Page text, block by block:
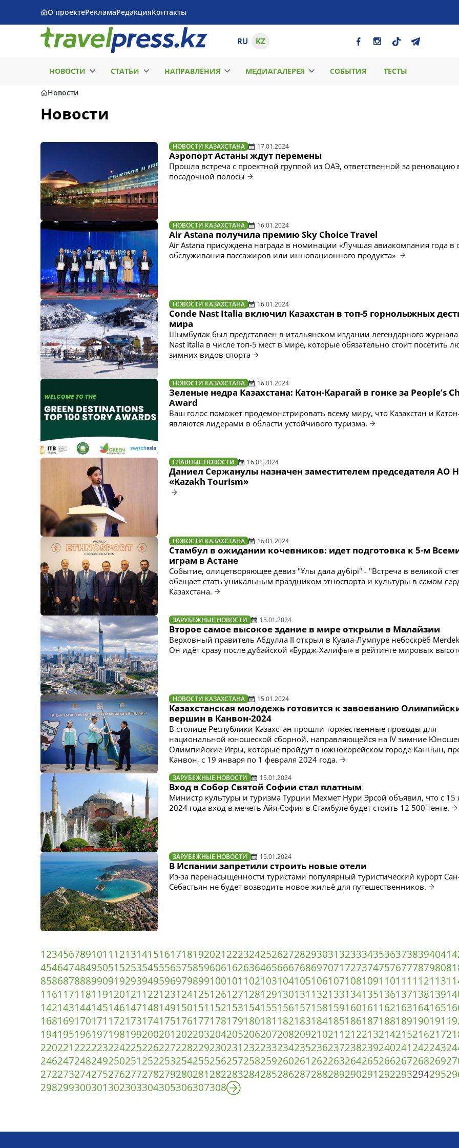
О проектеРекламаРедакцияКонтакты
RU KZ
НОВОСТИ СТАТЬИ НАПРАВЛЕНИЯ МЕДИАГАЛЕРЕЯ СОБЫТИЯ ТЕСТЫ
Новости
Новости
НОВОСТИ КАЗАХСТАНА 17.01.2024
Аэропорт Астаны ждут перемены
Прошла встреча с проектной группой из ОАЭ, ответственной за реновацию
посадочной полосы
НОВОСТИ КАЗАХСТАНА 16.01.2024
Air Astana получила премию Sky Choice Travel
Air Astana присуждена награда в номинации «Лучшая авиакомпания года в
обслуживания пассажиров или инновационного продукта»
НОВОСТИ КАЗАХСТАНА 16.01.2024
Conde Nast Italia включил Казахстан в топ-5 горнолыжных
мира
Шымбулак был представлен в итальянском издании легендарного журнала
Nast Italia в числе топ-5 мест в мире, которые обязательно стоит посетить
зимних видов спорта
НОВОСТИ КАЗАХСТАНА 16.01.2024
Зеленые недра Казахстана: Катон-Карагай в гонке за People’s
Award
Ваш голос поможет продемонстрировать всему миру, что Казахстан и
являются лидерами в области устойчивого туризма.
ГЛАВНЫЕ НОВОСТИ 16.01.2024
Даниел Сержанулы назначен заместителем председателя АО
«Kazakh Tourism»
НОВОСТИ КАЗАХСТАНА 16.01.2024
Стамбул в ожидании кочевников: идет подготовка к 5-м
играм в Астане
Событие, олицетворяющее девиз "Ұлы дала дүбірі" - "Встреча в великой
обещает стать уникальным праздником этноспорта и культуры в самом
Казахстана.
ЗАРУБЕЖНЫЕ НОВОСТИ 15.01.2024
Второе самое высокое здание в мире открыли в Малайзии
Верховный правитель Абдулла II открыл в Куала-Лумпуре небоскрёб
Он идёт сразу после дубайской «Бурдж-Халифы» в рейтинге мировых
НОВОСТИ КАЗАХСТАНА 15.01.2024
Казахстанская молодежь готовится к завоеванию
вершин в Канвон-2024
В столице Республики Казахстан прошли торжественные проводы для
национальной юношеской сборной, направляющейся на IV зимние
Олимпийские Игры, которые пройдут в южнокорейском городе Каннын,
Канвон, с 19 января по 1 февраля 2024 года.
ЗАРУБЕЖНЫЕ НОВОСТИ 15.01.2024
Вход в Собор Святой Софии стал платным
Министр культуры и туризма Турции Мехмет Нури Эрсой объявил, что с 15
2024 года вход в мечеть Айя-София в Стамбуле будет стоить 12 500 тенге.
ЗАРУБЕЖНЫЕ НОВОСТИ 15.01.2024
В Испании запретили строить новые отели
Из-за перенасыщенности туристами популярный туристический курорт
Себастьян не будет возводить новое жильё для путешественников.
1234567891011 121314151617181920212223242526272829303132333435363738394041
45464748495051525354555657585960616263646566676869707172737475767778798081
858687888990919293949596979899100101 102103104105106107108109110111 112113
116117118119120121 122123124125126127128129130131 132133134135136137138139
142143144145146147148149150151 152153154155156157158159160161 162163164165
168169170171 172173174175176177178179180181 182183184185186187188189190191
194195196197198199200201202203204205206207208209210211212213214215216217
220221222223224225226227228229230231232233234235236237238239240241242243
246247248249250251252253254255256257258259260261262263264265266267268269
272273274275276277278279280281282283284285286287288289290291292293294295
298299300301302303304305306307308